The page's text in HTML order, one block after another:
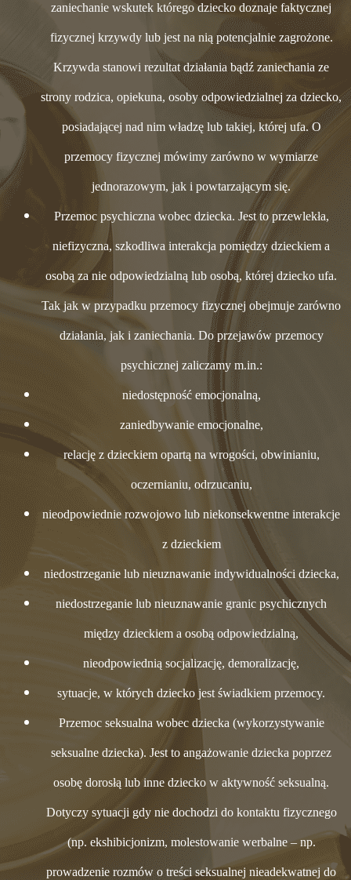
zaniechanie wskutek którego dziecko doznaje faktycznej
fizycznej krzywdy lub jest na nią potencjalnie zagrożone.
Krzywda stanowi rezultat działania bądź zaniechania ze
strony rodzica, opiekuna, osoby odpowiedzialnej za dziecko,
posiadającej nad nim władzę lub takiej, której ufa. O
przemocy fizycznej mówimy zarówno w wymiarze
jednorazowym, jak i powtarzającym się.
Przemoc psychiczna wobec dziecka. Jest to przewlekła,
niefizyczna, szkodliwa interakcja pomiędzy dzieckiem a
osobą za nie odpowiedzialną lub osobą, której dziecko ufa.
Tak jak w przypadku przemocy fizycznej obejmuje zarówno
działania, jak i zaniechania. Do przejawów przemocy
psychicznej zaliczamy m.in.:
niedostępność emocjonalną,
zaniedbywanie emocjonalne,
relację z dzieckiem opartą na wrogości, obwinianiu,
oczernianiu, odrzucaniu,
nieodpowiednie rozwojowo lub niekonsekwentne interakcje
z dzieckiem
niedostrzeganie lub nieuznawanie indywidualności dziecka,
niedostrzeganie lub nieuznawanie granic psychicznych
między dzieckiem a osobą odpowiedzialną,
nieodpowiednią socjalizację, demoralizację,
sytuacje, w których dziecko jest świadkiem przemocy.
Przemoc seksualna wobec dziecka (wykorzystywanie
seksualne dziecka). Jest to angażowanie dziecka poprzez
osobę dorosłą lub inne dziecko w aktywność seksualną.
Dotyczy sytuacji gdy nie dochodzi do kontaktu fizycznego
(np. ekshibicjonizm, molestowanie werbalne – np.
prowadzenie rozmów o treści seksualnej nieadekwatnej do